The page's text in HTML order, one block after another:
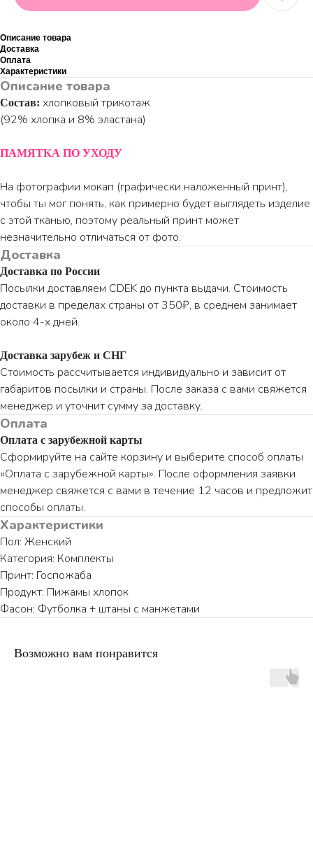
Описание товара
Доставка
Оплата
Характеристики
Описание товара
Состав: хлопковый трикотаж
(92% хлопка и 8% эластана)
ПАМЯТКА ПО УХОДУ
На фотографии мокап (графически наложенный принт),
чтобы ты мог понять, как примерно будет выглядеть изделие
с этой тканью, поэтому реальный принт может
незначительно отличаться от фото.
Доставка
Доставка по России
Посылки доставляем CDEK до пункта выдачи. Стоимость
доставки в пределах страны от 350₽, в среднем занимает
около 4-х дней.
Доставка зарубеж и СНГ
Стоимость рассчитывается индивидуально и зависит от
габаритов посылки и страны. После заказа с вами свяжется
менеджер и уточнит сумму за доставку.
Оплата
Оплата с зарубежной карты
Сформируйте на сайте корзину и выберите способ оплаты
«Оплата с зарубежной карты». После оформления заявки
менеджер свяжется с вами в течение 12 часов и предложит
способы оплаты.
Характеристики
Пол: Женский
Категория: Комплекты
Принт: Госпожаба
Продукт: Пижамы хлопок
Фасон: Футболка + штаны с манжетами
Возможно вам понравится